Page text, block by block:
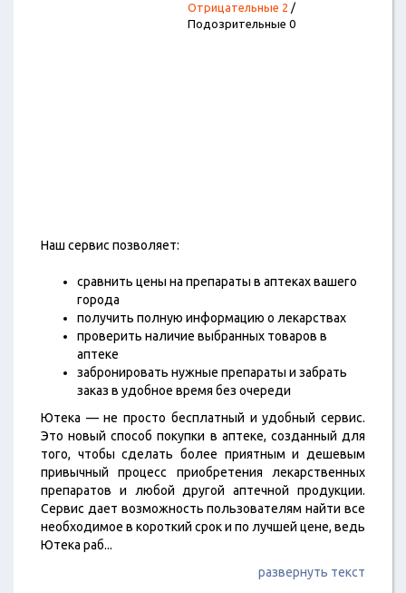
Отрицательные 2 /
Подозрительные 0
Наш сервис позволяет:
сравнить цены на препараты в аптеках вашего
города
получить полную информацию о лекарствах
проверить наличие выбранных товаров в
аптеке
забронировать нужные препараты и забрать
заказ в удобное время без очереди
Ютека — не просто бесплатный и удобный сервис.
Это новый способ покупки в аптеке, созданный для
того, чтобы сделать более приятным и дешевым
привычный процесс приобретения лекарственных
препаратов и любой другой аптечной продукции.
Сервис дает возможность пользователям найти все
необходимое в короткий срок и по лучшей цене, ведь
Ютека раб...
развернуть текст